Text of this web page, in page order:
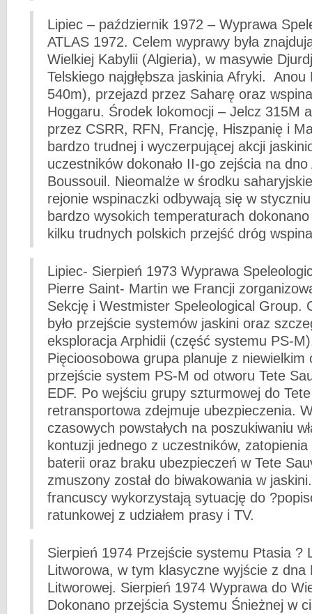
Lipiec – październik 1972 – Wyprawa
ATLAS 1972. Celem wyprawy była
Wielkiej Kabylii (Algieria), w masywie
Telskiego najgłębsza jaskinia Afryki. ­ Anou
540m), przejazd przez Saharę oraz
Hoggaru. Środek lokomocji – Jelcz 315M
przez CSRR, RFN, Francję, Hiszpanię i
bardzo trudnej i wyczerpującej akcji
uczestników dokonało II-go zejścia na dno
Boussouil. Nieomalże w środku
rejonie wspinaczki odbywają się w
bardzo wysokich temperaturach
kilku trudnych polskich przejść dróg
Lipiec- Sierpień 1973 Wyprawa
Pierre Saint-­ Martin we Francji
Sekcję i Westmister Speleological Group.
było przejście systemów jaskini oraz
eksploracja Arphidii (część systemu PS-
Pięcioosobowa grupa planuje z niewielkim
przejście system PS-M od otworu Tete
EDF. Po wejściu grupy szturmowej do
retransportowa zdejmuje ubezpieczenia.
czasowych powstałych na poszukiwaniu
kontuzji jednego z uczestników,
baterii oraz braku ubezpieczeń w Tete
zmuszony został do biwakowania w
francuscy wykorzystają sytuację do
ratunkowej z udziałem prasy i TV.
Sierpień 1974 Przejście systemu Ptasia ?
Litworowa, w tym klasyczne wyjście z dna
Litworowej. Sierpień 1974 Wyprawa do
Dokonano przejścia Systemu Śnieżnej w